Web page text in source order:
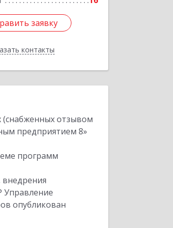
заявку
контакты
заявку
Назад
(снабженных отзывом
предприятием 8»
программ
внедрения
Управление
опубликован